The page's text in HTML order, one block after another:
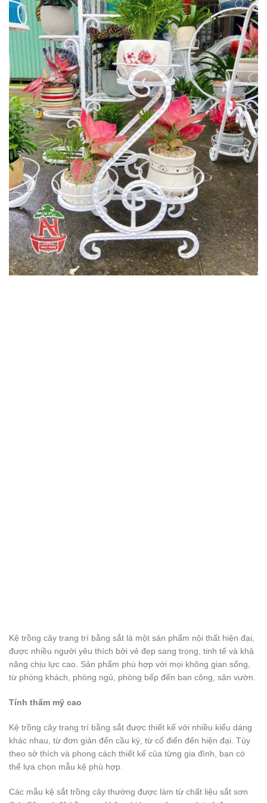
Kệ trồng cây trang trí bằng sắt là một sản phẩm nội thất hiện đại,
được nhiều người yêu thích bởi vẻ đẹp sang trọng, tinh tế và khả
năng chịu lực cao. Sản phẩm phù hợp với mọi không gian sống,
từ phòng khách, phòng ngủ, phòng bếp đến ban công, sân vườn.
Tính thẩm mỹ cao
Kệ trồng cây trang trí bằng sắt được thiết kế với nhiều kiểu dáng
khác nhau, từ đơn giản đến cầu kỳ, từ cổ điển đến hiện đại. Tùy
theo sở thích và phong cách thiết kế của từng gia đình, bạn có
thể lựa chọn mẫu kệ phù hợp.
Các mẫu kệ sắt trồng cây thường được làm từ chất liệu sắt sơn